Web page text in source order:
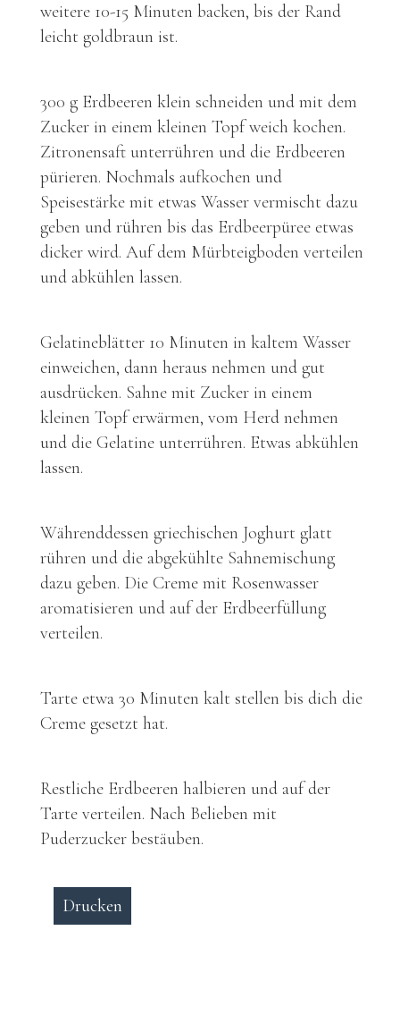
weitere 10-15 Minuten backen, bis der Rand
leicht goldbraun ist.
300 g Erdbeeren klein schneiden und mit dem
Zucker in einem kleinen Topf weich kochen.
Zitronensaft unterrühren und die Erdbeeren
pürieren. Nochmals aufkochen und
Speisestärke mit etwas Wasser vermischt dazu
geben und rühren bis das Erdbeerpüree etwas
dicker wird. Auf dem Mürbteigboden verteilen
und abkühlen lassen.
Gelatineblätter 10 Minuten in kaltem Wasser
einweichen, dann heraus nehmen und gut
ausdrücken. Sahne mit Zucker in einem
kleinen Topf erwärmen, vom Herd nehmen
und die Gelatine unterrühren. Etwas abkühlen
lassen.
Währenddessen griechischen Joghurt glatt
rühren und die abgekühlte Sahnemischung
dazu geben. Die Creme mit Rosenwasser
aromatisieren und auf der Erdbeerfüllung
verteilen.
Tarte etwa 30 Minuten kalt stellen bis dich die
Creme gesetzt hat.
Restliche Erdbeeren halbieren und auf der
Tarte verteilen. Nach Belieben mit
Puderzucker bestäuben.
Drucken